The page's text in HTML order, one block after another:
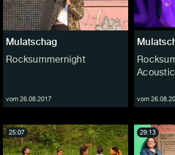
Mulatschag
Rocksummernight
vom 26.08.2017
Acoustic
vom
25:07 29:13